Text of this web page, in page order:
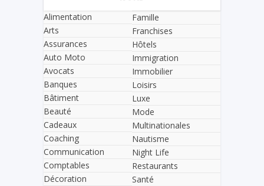
Alimentation
Arts
Assurances
Auto Moto
Avocats
Banques
Bâtiment
Beauté
Cadeaux
Coaching
Communication
Comptables
Décoration
Famille
Franchises
Hôtels
Immigration
Immobilier
Loisirs
Luxe
Mode
Multinationales
Nautisme
Night Life
Restaurants
Santé